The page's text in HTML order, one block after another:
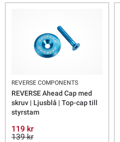
REVERSE COMPONENTS
REVERSE Ahead Cap med
skruv | Ljusblå | Top-cap till
styrstam
119 kr
139 kr